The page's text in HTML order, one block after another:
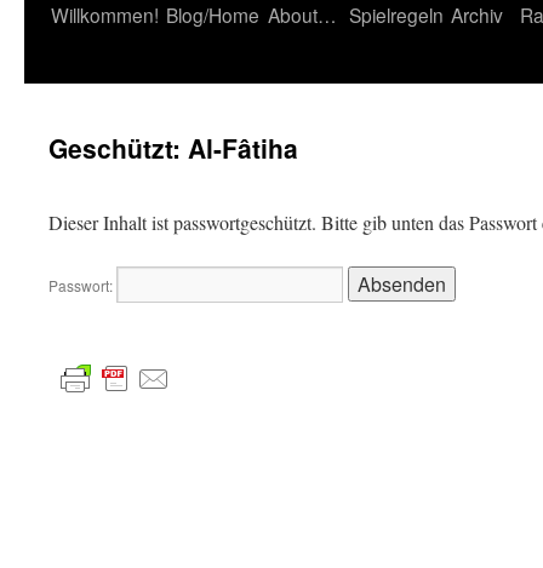
Willkommen! Blog/Home About… Spielregeln Archiv
Geschützt: Al-Fâtiha
Dieser Inhalt ist passwortgeschützt. Bitte gib unten das
Passwort: